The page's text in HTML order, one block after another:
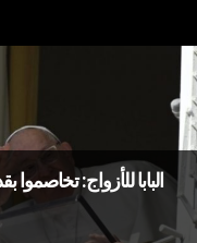
البابا للأزواج: